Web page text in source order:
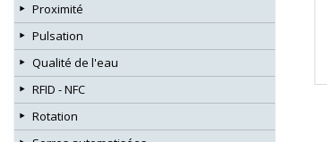
Proximité
Pulsation
Qualité de l'eau
RFID - NFC
Rotation